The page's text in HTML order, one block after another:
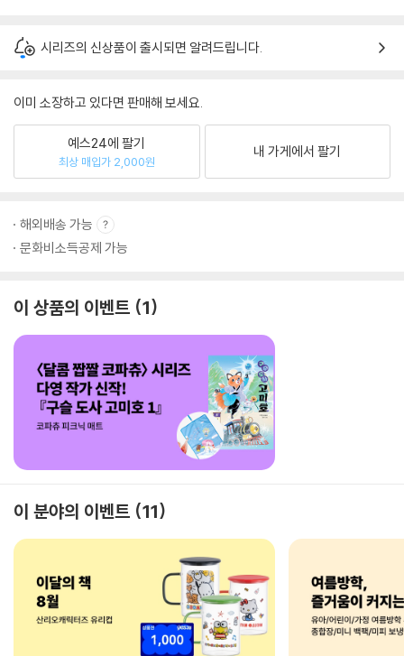
시리즈의 신상품이 출시되면 알려드립니다.
이미 소장하고 있다면 판매해 보세요.
예스24에 팔기
최상 매입가 2,000원
내 가게에서 팔기
해외배송 가능
문화비소득공제 가능
이 상품의 이벤트 1
이 분야의 이벤트 11